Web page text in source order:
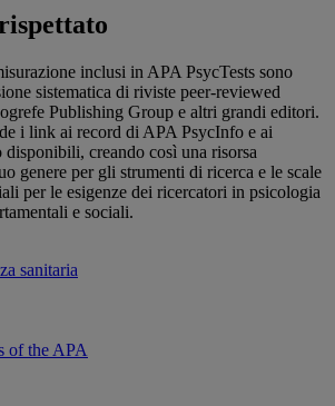
inclusi in APA PsycTests sono
sistematica di riviste peer-reviewed
Publishing Group e altri grandi editori.
i link ai record di APA PsycInfo e ai
creando così una risorsa
genere per gli strumenti di ricerca e le scale
per le esigenze dei ricercatori in psicologia
e sociali.
sanitaria
of the APA